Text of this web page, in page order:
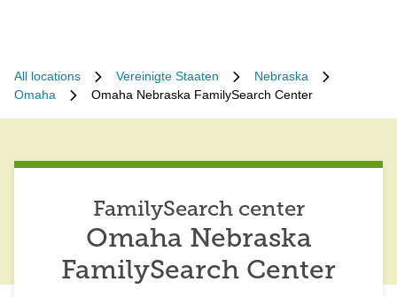
All locations Vereinigte Staaten
Nebraska
Omaha
Omaha Nebraska FamilySearch Center
FamilySearch center
Omaha Nebraska
FamilySearch Center